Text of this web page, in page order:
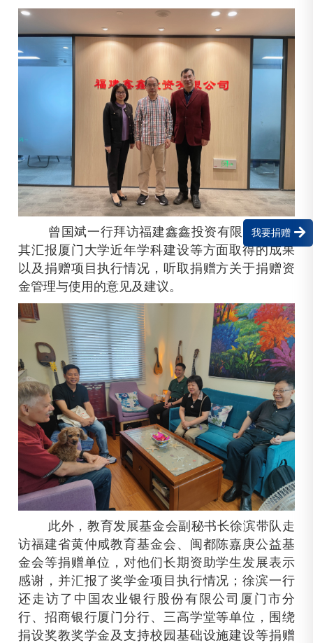
我要捐赠
曾国斌一行拜访福建鑫鑫投资有限公司，向
其汇报厦门大学近年学科建设等方面取得的成果
以及捐赠项目执行情况，听取捐赠方关于捐赠资
金管理与使用的意见及建议。
此外，教育发展基金会副秘书长徐滨带队走
访福建省黄仲咸教育基金会、闽都陈嘉庚公益基
金会等捐赠单位，对他们长期资助学生发展表示
感谢，并汇报了奖学金项目执行情况；徐滨一行
还走访了中国农业银行股份有限公司厦门市分
行、招商银行厦门分行、三高学堂等单位，围绕
捐设奖教奖学金及支持校园基础设施建设等捐赠